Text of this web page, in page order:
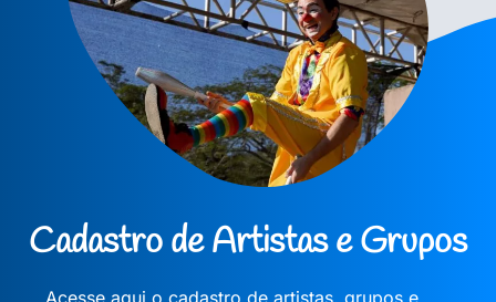
Cadastro de Artistas e Grupos